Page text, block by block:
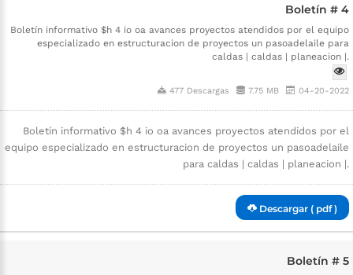
Boletín # 4
Boletín informativo $h 4 io oa avances proyectos atendidos por el equipo
especializado en estructuracion de proyectos un pasoadelaile para
caldas | caldas | planeacion |.
477 Descargas 7.75 MB 04-20-2022
Boletín informativo $h 4 io oa avances proyectos atendidos por el
equipo especializado en estructuracion de proyectos un pasoadelaile
para caldas | caldas | planeacion |.
Descargar ( pdf )
Boletín # 5